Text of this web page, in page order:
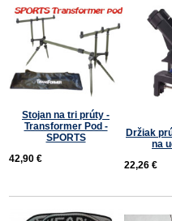
Stojan na tri prúty -
Transformer Pod -
SPORTS
42,90 €
Držiak
na
22,26 €